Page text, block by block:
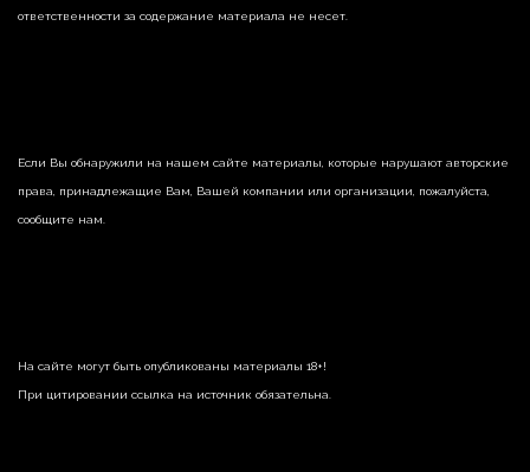
ответственности за содержание материала не несет.
Если Вы обнаружили на нашем сайте материалы, которые нарушают авторские
права, принадлежащие Вам, Вашей компании или организации, пожалуйста,
сообщите нам.
На сайте могут быть опубликованы материалы 18+!
При цитировании ссылка на источник обязательна.